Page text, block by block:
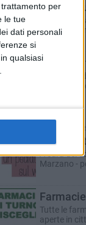
per
le tue
dati personali
si
qualsiasi
Morte di
Racconto
Antonio
Dare la
Il racconto
il Sociale -
ANTONIO
Un
A cura del
Marzano -
Tutte le
aperte in